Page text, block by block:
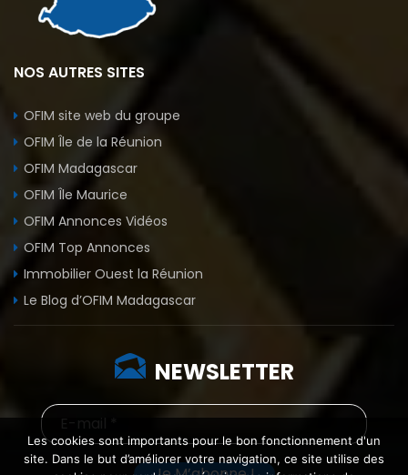
NOS AUTRES SITES
OFIM site web du groupe
OFIM Île de la Réunion
OFIM Madagascar
OFIM Île Maurice
OFIM Annonces Vidéos
OFIM Top Annonces
Immobilier Ouest la Réunion
Le Blog d’OFIM Madagascar
NEWSLETTER
Les cookies sont importants pour le bon fonctionnement d'un
site. Dans le but d’améliorer votre navigation, ce site utilise des